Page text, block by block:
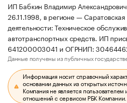
ИП Бабкин Владимир
26.11.1998, в регионе —
деятельности: Техническое
автотранспортных средств. ИП
641200003041 и ОГРНИП:
Данные получены из публичных
Информация носит справочный
основании данных из открытых
Компания не является
отношений с сервисом РБК Компании.